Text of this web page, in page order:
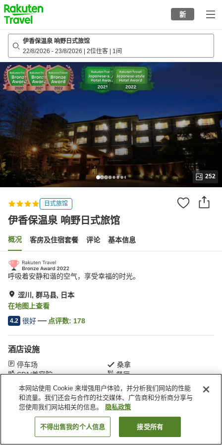
to
top
page
新
伊香保温泉 响野日式旅馆
22/8/2026 - 23/8/2026 2位住客 1间
252
日式旅馆
伊香保温泉 响野日式旅馆
概况 客房及住宿套餐 评论 基本信息
呼吸着安静和谐的空气，享受幸福的时光。
涩川, 群马县, 日本
在地图上查看
4.2 很好 点评数: 178
酒店设施
停车场
桑拿
SPA/美容院
餐厅
首页 日本 群马县 涩川 伊香保温泉 响野日式旅馆
搜索客房
本网站使用 Cookie 来增强用户体验，并分析我们网站的性能
和流量。我们还会与合作的社交媒体、广告商和分析商分享与
您使用我们网站相关的信息。
隐私政策
不得出售我的个人信息 接受所有